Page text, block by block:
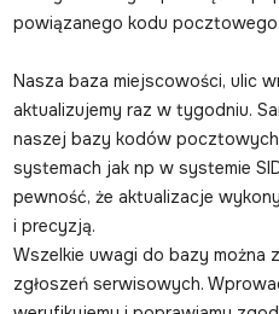
powiązanego kodu pocztowego.
Nasza baza miejscowości, ulic
aktualizujemy raz w tygodniu.
naszej bazy kodów
systemach jak np w systemie
pewność, że aktualizacje
i precyzją.
Wszelkie uwagi do bazy można
zgłoszeń serwisowych.